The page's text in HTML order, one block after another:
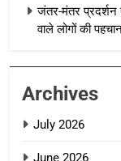
जंतर-मंतर
वाले लोगों की
Archives
July 2026
June 2026